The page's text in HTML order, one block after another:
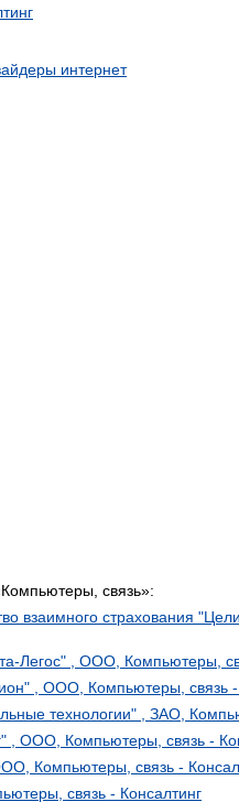
интернет
связь»:
взаимного страхования
Легос" , ООО, Компьютеры,
, ООО, Компьютеры, связь -
технологии" , ЗАО,
, ООО, Компьютеры, связь -
Компьютеры, связь -
связь - Консалтинг